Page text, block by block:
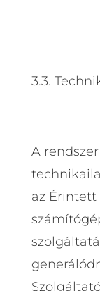
3.3.
A
az